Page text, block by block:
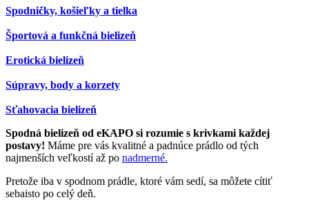
Spodničky, košieľky a tielka
Športová a funkčná bielizeň
Erotická bielizeň
Súpravy, body a korzety
Sťahovacia bielizeň
Spodná bielizeň od eKAPO si rozumie s krivkami každej
postavy! Máme pre vás kvalitné a padnúce prádlo od tých
najmenších veľkostí až po nadmerné.
Pretože iba v spodnom prádle, ktoré vám sedí, sa môžete cítiť
sebaisto po celý deň.